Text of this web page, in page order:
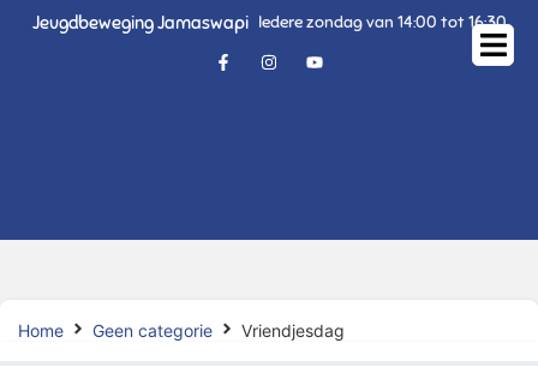
Jeugdbeweging Jamaswapi Iedere zondag van 14:00 tot 16:30
Home Geen categorie Vriendjesdag